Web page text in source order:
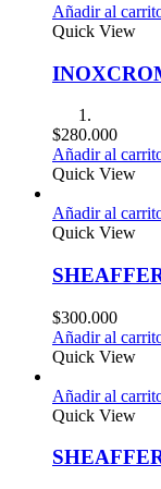
Añadir al
Quick View
$280.000
Añadir al
Quick View
Añadir al
Quick View
$300.000
Añadir al
Quick View
Añadir al
Quick View